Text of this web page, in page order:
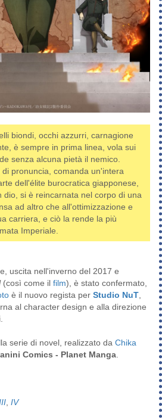
biondi, occhi azzurri, carnagione
è sempre in prima linea, vola sui
senza alcuna pietà il nemico.
pronuncia, comanda un'intera
dell'élite burocratica giapponese,
dio, si è reincarnata nel corpo di una
ad altro che all'ottimizzazione e
carriera, e ciò la rende la più
Imperiale.
uscita nell'inverno del 2017 e
(così come il film), è stato confermato,
è il nuovo regista per Studio NuT
al character design e alla direzione
serie di novel, realizzato da Chika
Comics - Planet Manga
IV